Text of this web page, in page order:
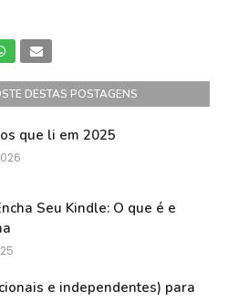
DESTAS POSTAGENS
que li em 2025
Seu Kindle: O que é e
e independentes) para